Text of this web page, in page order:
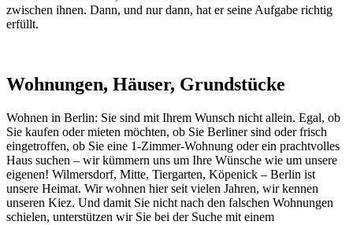
zwischen ihnen. Dann, und nur dann, hat er seine Aufgabe richtig
erfüllt.
Wohnungen, Häuser, Grundstücke
Wohnen in Berlin: Sie sind mit Ihrem Wunsch nicht allein. Egal, ob
Sie kaufen oder mieten möchten, ob Sie Berliner sind oder frisch
eingetroffen, ob Sie eine 1-Zimmer-Wohnung oder ein prachtvolles
Haus suchen – wir kümmern uns um Ihre Wünsche wie um unsere
eigenen! Wilmersdorf, Mitte, Tiergarten, Köpenick – Berlin ist
unsere Heimat. Wir wohnen hier seit vielen Jahren, wir kennen
unseren Kiez. Und damit Sie nicht nach den falschen Wohnungen
schielen, unterstützen wir Sie bei der Suche mit einem